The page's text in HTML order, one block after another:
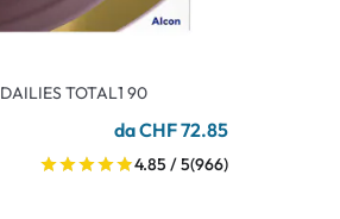
DAILIES TOTAL1 90
da CHF 72.85
4.85 / 5(966)